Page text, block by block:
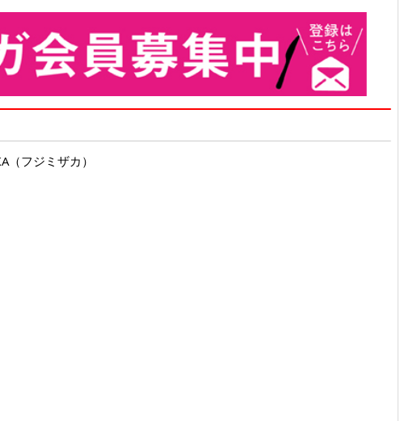
フジミザカ）